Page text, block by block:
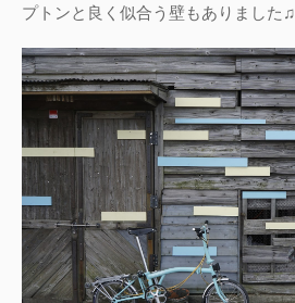
プトンと良く似合う壁もありました♫